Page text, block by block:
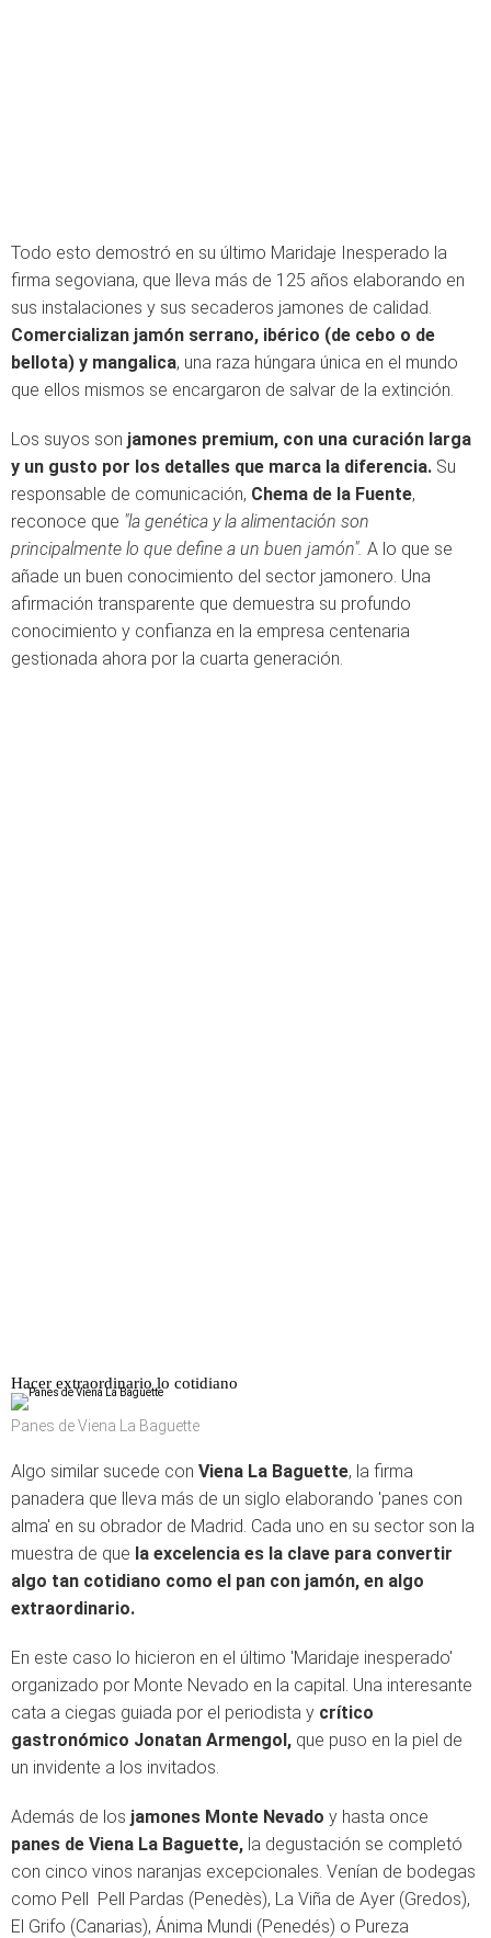
Todo esto demostró en su último Maridaje Inesperado la
firma segoviana, que lleva más de 125 años elaborando en
sus instalaciones y sus secaderos jamones de calidad.
Comercializan jamón serrano, ibérico (de cebo o de
bellota) y mangalica, una raza húngara única en el mundo
que ellos mismos se encargaron de salvar de la extinción.
Los suyos son jamones premium, con una curación larga
y un gusto por los detalles que marca la diferencia. Su
responsable de comunicación, Chema de la Fuente,
reconoce que "la genética y la alimentación son
principalmente lo que define a un buen jamón". A lo que se
añade un buen conocimiento del sector jamonero. Una
afirmación transparente que demuestra su profundo
conocimiento y confianza en la empresa centenaria
gestionada ahora por la cuarta generación.
Hacer extraordinario lo cotidiano
Panes de Viena La Baguette
Algo similar sucede con Viena La Baguette, la firma
panadera que lleva más de un siglo elaborando 'panes con
alma' en su obrador de Madrid. Cada uno en su sector son la
muestra de que la excelencia es la clave para convertir
algo tan cotidiano como el pan con jamón, en algo
extraordinario.
En este caso lo hicieron en el último 'Maridaje inesperado'
organizado por Monte Nevado en la capital. Una interesante
cata a ciegas guiada por el periodista y crítico
gastronómico Jonatan Armengol, que puso en la piel de
un invidente a los invitados.
Además de los jamones Monte Nevado y hasta once
panes de Viena La Baguette, la degustación se completó
con cinco vinos naranjas excepcionales. Venían de bodegas
como Pell Pell Pardas (Penedès), La Viña de Ayer (Gredos),
El Grifo (Canarias), Ánima Mundi (Penedés) o Pureza